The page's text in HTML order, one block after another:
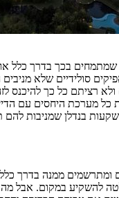
שמתמחים בכך בדרך
סולידיים שלא
רציתם כל כך להיכנס
היחסים עם
ומתרשמים ממנה בדרך
להשקיע במקום. אבל